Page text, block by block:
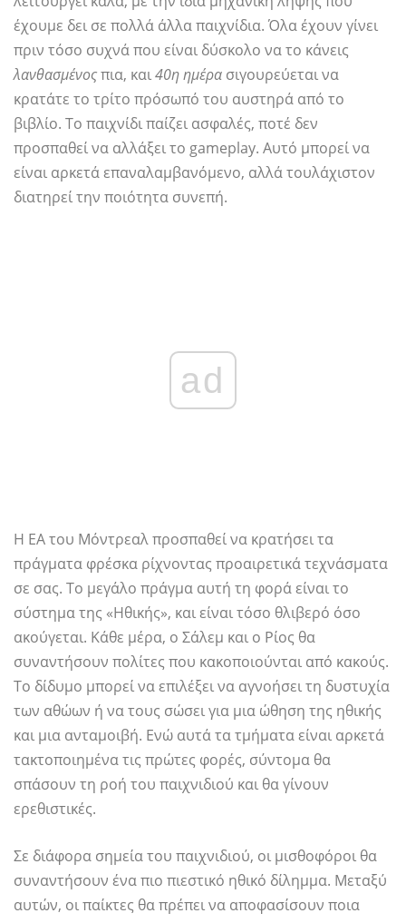
έχουμε δει σε πολλά άλλα παιχνίδια. Όλα έχουν γίνει
πριν τόσο συχνά που είναι δύσκολο να το κάνεις
λανθασμένοςπια, και40η ημέρα σιγουρεύεται να
κρατάτε το τρίτο πρόσωπό του αυστηρά από το
βιβλίο. Το παιχνίδι παίζει ασφαλές, ποτέ δεν
προσπαθεί να αλλάξει το gameplay. Αυτό μπορεί να
είναι αρκετά επαναλαμβανόμενο, αλλά τουλάχιστον
διατηρεί την ποιότητα συνεπή.
ad
Η EA του Μόντρεαλ προσπαθεί να κρατήσει τα
πράγματα φρέσκα ρίχνοντας προαιρετικά τεχνάσματα
σε σας. Το μεγάλο πράγμα αυτή τη φορά είναι το
σύστημα της «Ηθικής», και είναι τόσο θλιβερό όσο
ακούγεται. Κάθε μέρα, ο Σάλεμ και ο Ρίος θα
συναντήσουν πολίτες που κακοποιούνται από κακούς.
Το δίδυμο μπορεί να επιλέξει να αγνοήσει τη δυστυχία
των αθώων ή να τους σώσει για μια ώθηση της ηθικής
και μια ανταμοιβή. Ενώ αυτά τα τμήματα είναι αρκετά
τακτοποιημένα τις πρώτες φορές, σύντομα θα
σπάσουν τη ροή του παιχνιδιού και θα γίνουν
ερεθιστικές.
Σε διάφορα σημεία του παιχνιδιού, οι μισθοφόροι θα
συναντήσουν ένα πιο πιεστικό ηθικό δίλημμα. Μεταξύ
αυτών, οι παίκτες θα πρέπει να αποφασίσουν ποια